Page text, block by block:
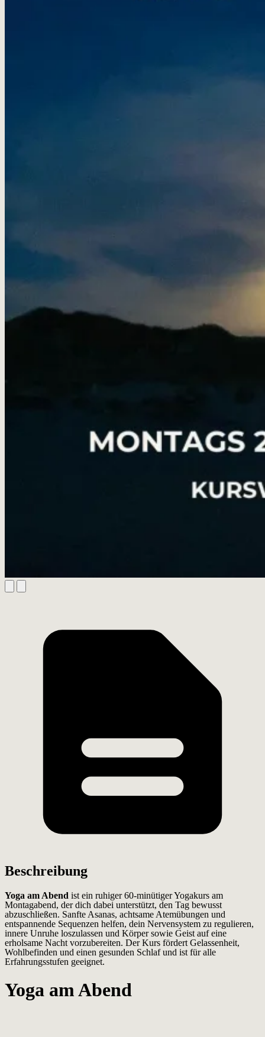
Beschreibung
Yoga am Abend ist ein ruhiger 60-minütiger Yogakurs am
Montagabend, der dich dabei unterstützt, den Tag bewusst
abzuschließen. Sanfte Asanas, achtsame Atemübungen und
entspannende Sequenzen helfen, dein Nervensystem zu regulieren,
innere Unruhe loszulassen und Körper sowie Geist auf eine
erholsame Nacht vorzubereiten. Der Kurs fördert Gelassenheit,
Wohlbefinden und einen gesunden Schlaf und ist für alle
Erfahrungsstufen geeignet.
Yoga am Abend